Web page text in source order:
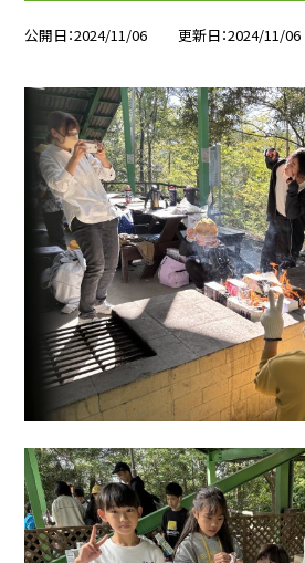
公開日 2024/11/06 更新日 2024/11/06